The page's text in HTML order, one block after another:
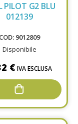
PILOT G2 BLU
012139
COD: 9012809
Disponibile
€ IVA ESCLUSA